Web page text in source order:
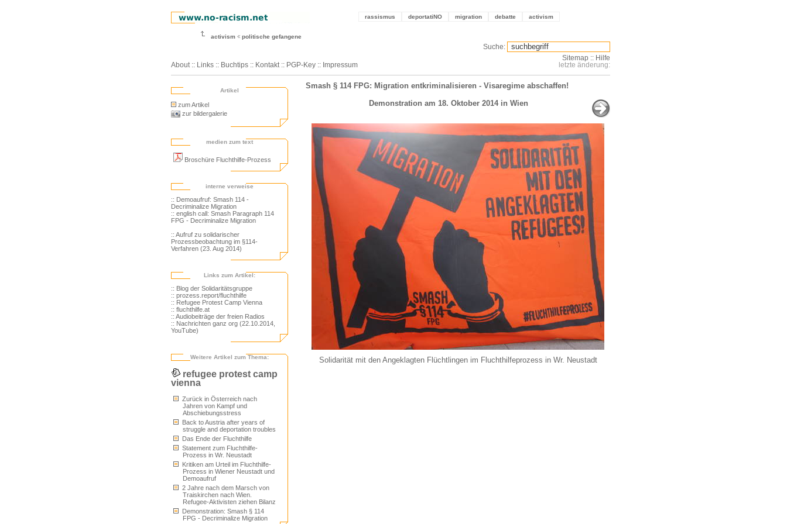
rassismus deportatiNO migration debatte activism
activism politische gefangene
About :: Links :: Buchtips :: Kontakt :: PGP-Key :: Impressum
Suche:
Sitemap :: Hilfe
letzte änderung:
Artikel
zum Artikel
zur bildergalerie
medien zum text
Broschüre Fluchthilfe-Prozess
interne verweise
:: Demoaufruf: Smash 114 -
Decriminalize Migration
:: english call: Smash Paragraph 114
FPG - Decriminalize Migration
:: Aufruf zu solidarischer
Prozessbeobachtung im §114-
Verfahren (23. Aug 2014)
Links zum Artikel:
:: Blog der Solidaritätsgruppe
:: prozess.report/fluchthilfe
:: Refugee Protest Camp Vienna
:: fluchthilfe.at
:: Audiobeiträge der freien Radios
:: Nachrichten ganz org (22.10.2014,
YouTube)
Weitere Artikel zum Thema:
refugee protest camp
vienna
Zurück in Österreich nach
Jahren von Kampf und
Abschiebungsstress
Back to Austria after years of
struggle and deportation troubles
Das Ende der Fluchthilfe
Statement zum Fluchthilfe-
Prozess in Wr. Neustadt
Kritiken am Urteil im Fluchthilfe-
Prozess in Wiener Neustadt und
Demoaufruf
2 Jahre nach dem Marsch von
Traiskirchen nach Wien.
Refugee-Aktivisten ziehen Bilanz
Demonstration: Smash § 114
FPG - Decriminalize Migration
Smash § 114 FPG: Migration entkriminalisieren - Visaregime abschaffen!
Demonstration am 18. Oktober 2014 in Wien
Solidarität mit den Angeklagten Flüchtlingen im Fluchthilfeprozess in Wr. Neustadt